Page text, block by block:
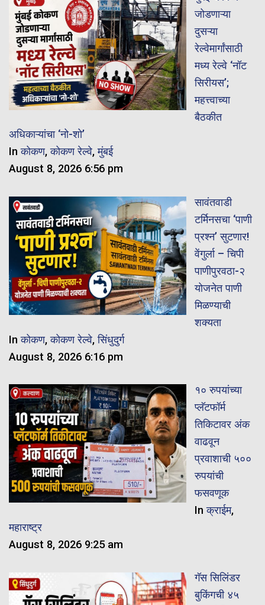
जोडणाऱ्या
दुसऱ्या
रेल्वेमार्गांसाठी
मध्य रेल्वे ‘नॉट
सिरीयस’;
महत्त्वाच्या
बैठकीत
अधिकाऱ्यांचा ‘नो-शो’
Inकोकण,कोकण रेल्वे,मुंबई
August 8, 2026 6:56 pm
सावंतवाडी
टर्मिनसचा ‘पाणी
प्रश्न’ सुटणार!
वेंगुर्ला – चिपी
पाणीपुरवठा-२
योजनेत पाणी
मिळण्याची
शक्यता
Inकोकण,कोकण रेल्वे,सिंधुदुर्ग
August 8, 2026 6:16 pm
१० रुपयांच्या
प्लॅटफॉर्म
तिकिटावर अंक
वाढवून
प्रवाशाची ५००
रुपयांची
फसवणूक
Inक्राईम,
महाराष्ट्र
August 8, 2026 9:25 am
गॅस सिलिंडर
बुकिंगची ४५